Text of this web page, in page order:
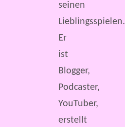
seinen
Lieblingsspielen.
Er
ist
Blogger,
Podcaster,
YouTuber,
erstellt